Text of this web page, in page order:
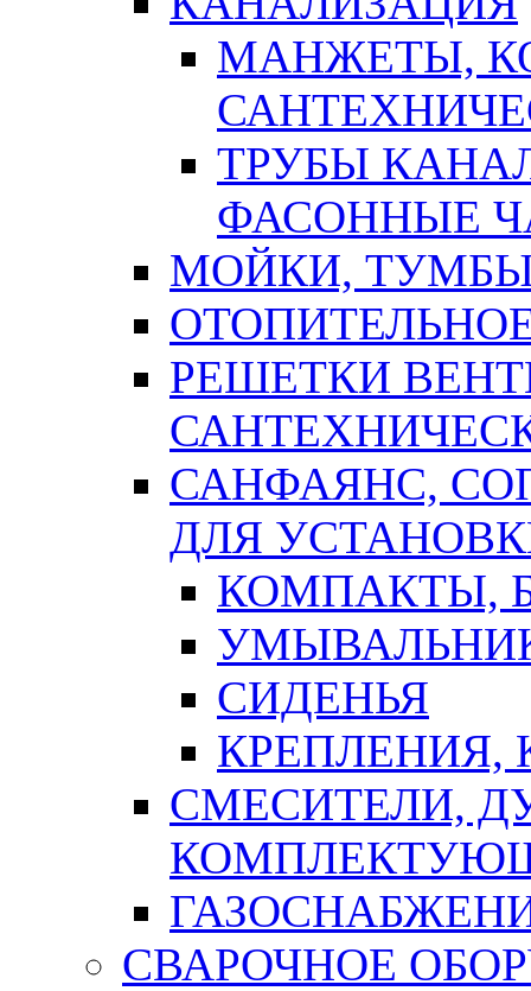
МАНЖЕТЫ,
ТРУБЫ
ФАСОННЫЕ
МОЙКИ,
РЕШЕТКИ
САНФАЯНС,
ДЛЯ
КОМПАКТЫ,
СИДЕНЬЯ
СМЕСИТЕЛИ,
СВАРОЧНОЕ